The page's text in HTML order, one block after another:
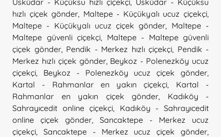
hızlı çiçek gönder Maltepe - Küçükyalı ucuz çiçekçi
Maltepe - Küçükyalı ucuz çiçek gönder
Maltepe -
Maltepe güvenli çiçekçi
Maltepe - Maltepe güvenli
çiçek gönder, Pendik - Merkez hızlı çiçekçi Pendik -
Merkez hızlı çiçek gönder, Beykoz - Polenezköy ucuz
çiçekçi
Beykoz - Polenezköy ucuz çiçek gönder
Kartal - Rahmanlar en yakın çiçekçi
Kartal -
Rahmanlar en yakın çiçek gönder
Kadıköy -
Sahrayıcedit online çiçekçi
Kadıköy - Sahrayıcedit
online çiçek gönder
Sancaktepe - Merkez ucuz
çiçekçi
Sancaktepe - Merkez ucuz çiçek gönder